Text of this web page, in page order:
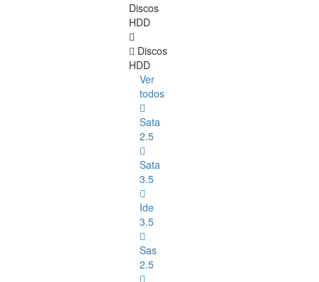
Discos
HDD
Discos
HDD
Ver
todos
Sata
2.5
Sata
3.5
Ide
3.5
Sas
2.5